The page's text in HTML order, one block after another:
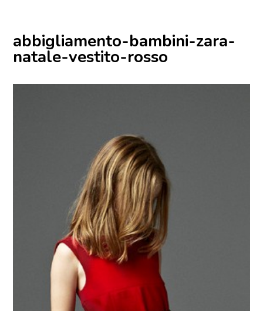
abbigliamento-bambini-zara-
natale-vestito-rosso